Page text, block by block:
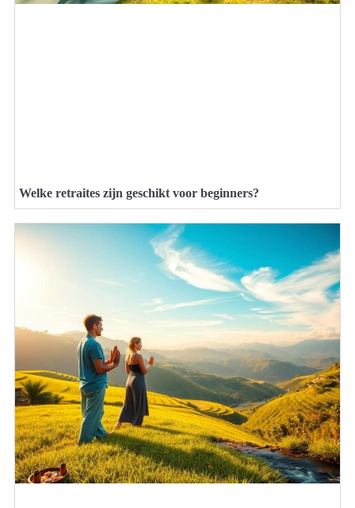
Welke retraites zijn geschikt voor beginners?